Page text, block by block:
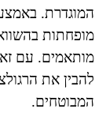
המוגדרת.
מופחתות
מותאמים. עם
להבין את
המבוטחים.